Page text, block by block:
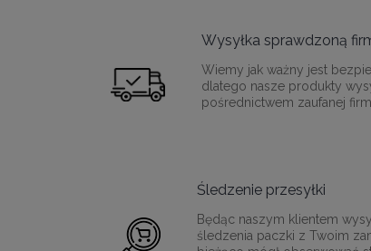
Wysyłka sprawdzoną
Wiemy jak ważny jest
dlatego nasze produkty
pośrednictwem zaufanej
Śledzenie przesyłki
Będąc naszym klientem
śledzenia paczki z Twoim